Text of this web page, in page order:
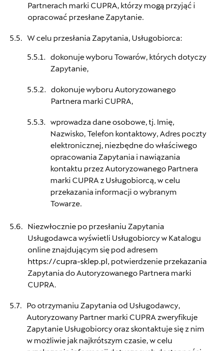
Partnerach marki CUPRA, którzy mogą przyjąć i
opracować przesłane Zapytanie.
W celu przesłania Zapytania, Usługobiorca:
dokonuje wyboru Towarów, których dotyczy
Zapytanie,
dokonuje wyboru Autoryzowanego
Partnera marki CUPRA,
wprowadza dane osobowe, tj. Imię,
Nazwisko, Telefon kontaktowy, Adres poczty
elektronicznej, niezbędne do właściwego
opracowania Zapytania i nawiązania
kontaktu przez Autoryzowanego Partnera
marki CUPRA z Usługobiorcą, w celu
przekazania informacji o wybranym
Towarze.
Niezwłocznie po przesłaniu Zapytania
Usługodawca wyświetli Usługobiorcy w Katalogu
online znajdującym się pod adresem
https://cupra-sklep.pl, potwierdzenie przekazania
Zapytania do Autoryzowanego Partnera marki
CUPRA.
Po otrzymaniu Zapytania od Usługodawcy,
Autoryzowany Partner marki CUPRA zweryfikuje
Zapytanie Usługobiorcy oraz skontaktuje się z nim
w możliwie jak najkrótszym czasie, w celu
+48 122 527 400
seat.czesci@autoluzar.pl
Auto Sudety
ul. Wrocławska 159, Wałbrzych
21590.magazyn@partner.skoda.pl
Auto-Blak
ul. Farbiarska 25a, Warszawa
+48 228 991 966
CZESCI.FARBIARSKA@AUTO-BLAK.PL
Autorud Kielce
ul. Krakowska 283, Kielce
+48 413 465 588
czesci.seat@autorudkielce.pl